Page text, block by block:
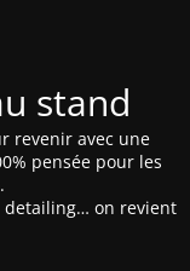
stand
revenir avec une
pensée pour les
detailing… on revient